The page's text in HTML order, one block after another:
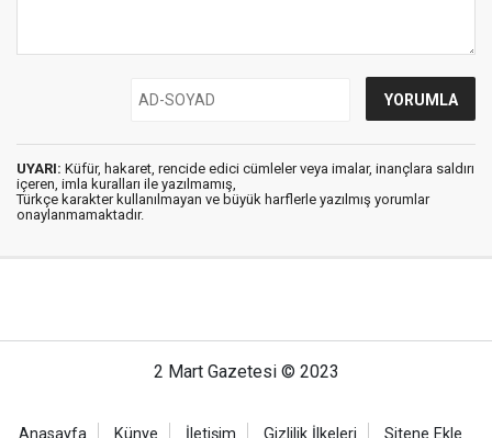
UYARI: Küfür, hakaret, rencide edici cümleler veya imalar, inançlara saldırı
içeren, imla kuralları ile yazılmamış,
Türkçe karakter kullanılmayan ve büyük harflerle yazılmış yorumlar
onaylanmamaktadır.
2 Mart Gazetesi © 2023
Anasayfa Künye İletişim Gizlilik İlkeleri Sitene Ekle